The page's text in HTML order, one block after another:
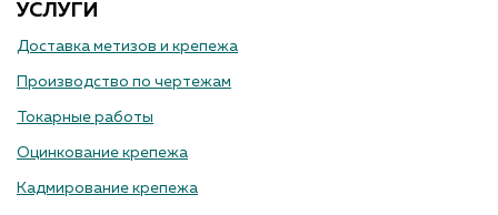
УСЛУГИ
Доставка метизов и крепежа
Производство по чертежам
Токарные работы
Оцинкование крепежа
Кадмирование крепежа